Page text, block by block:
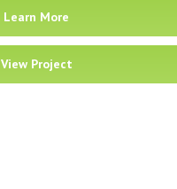
Learn More
View Project